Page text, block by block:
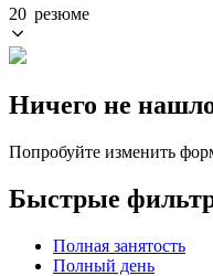
20 резюме
Ничего не
Попробуйте изменить
Быстрые
Полная занятость
Полный день